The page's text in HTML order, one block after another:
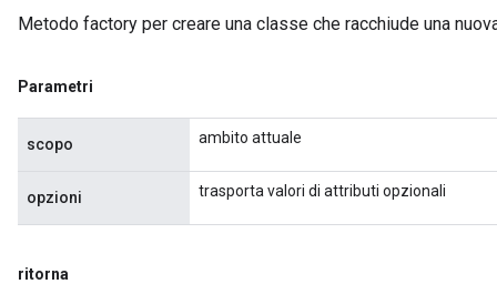
Metodo factory per creare una classe che racchiude una
Parametri
scopo ambito attuale
opzioni trasporta valori di attributi opzionali
ritorna